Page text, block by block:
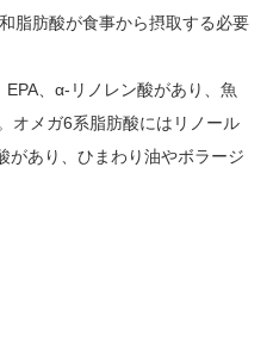
脂肪酸が食事から摂取する必要
、α-リノレン酸があり、魚
オメガ6系脂肪酸にはリノール
があり、ひまわり油やボラージ